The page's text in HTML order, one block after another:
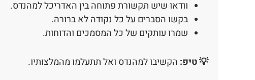
וודאו שיש תקשורת פתוחה בין האדריכל למהנדס.
בקשו הסברים על כל נקודה לא ברורה.
שמרו עותקים של כל המסמכים והדוחות.
💡 טיפ: הקשיבו למהנדס ואל תתעלמו מהמלצותיו.